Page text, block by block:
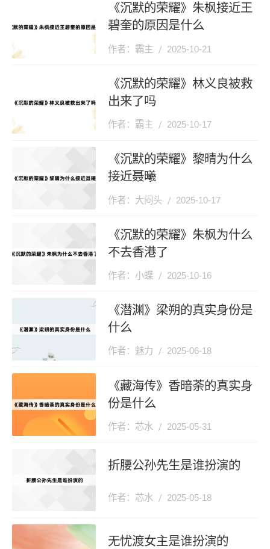
《沉默的荣耀》朱枫接近王
碧奎的原因是什么
作者：霸主 2025-10-21
《沉默的荣耀》林义良被救
出来了吗
作者：霸主 2025-10-17
《沉默的荣耀》黎晴为什么
接近聂曦
作者：大闷头 2025-10-17
《沉默的荣耀》朱枫为什么
不去香港了
作者：小蝶 2025-10-16
《潜渊》梁朔的真实身份是
什么
作者：魅力 2025-06-18
《藏海传》香暗荼的真实身
份是什么
作者：芯水 2025-05-31
折腰公孙先生是谁扮演的
作者：芯水 2025-05-18
无忧渡女主是谁扮演的